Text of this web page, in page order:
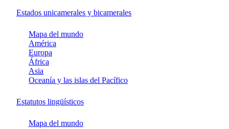
Estados unicamerales y bicamerales
Mapa del mundo
América
Europa
África
Asia
Oceanía y las islas del Pacífico
Estatutos lingüísticos
Mapa del mundo